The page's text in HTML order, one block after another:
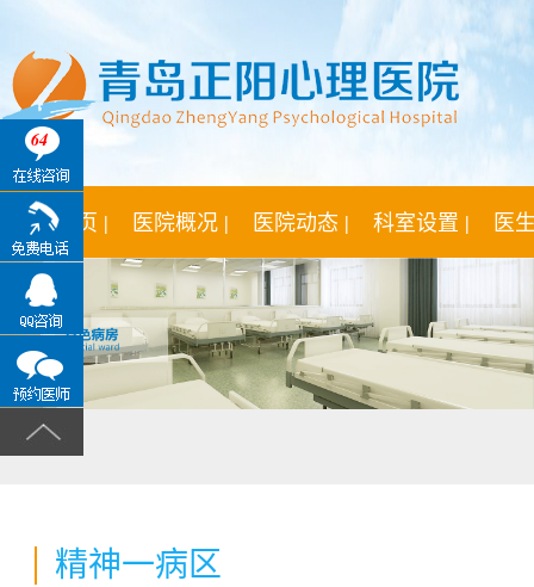
网站首页 | 医院概况 | 医院动态 | 科室设置 | 医
精神一病区
64